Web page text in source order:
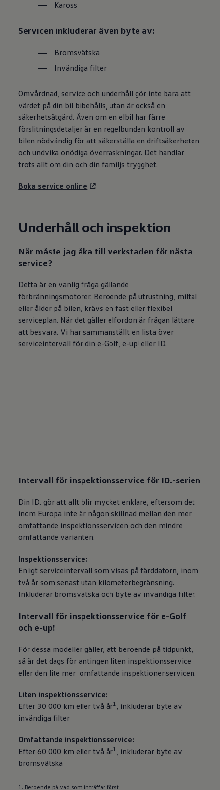
Kaross
Servicen inkluderar även byte av:
Bromsvätska
Invändiga filter
Omvårdnad, service och underhåll gör inte bara att
värdet på din bil bibehålls, utan är också en
säkerhetsåtgärd. Även om en elbil har färre
förslitningsdetaljer är en regelbunden kontroll av
bilen nödvändig för att säkerställa en driftsäkerheten
och undvika onödiga överraskningar. Det handlar
trots allt om din och din familjs trygghet.
Boka service online
Underhåll och inspektion
När måste jag åka till verkstaden för nästa
service?
Detta är en vanlig fråga gällande
förbränningsmotorer. Beroende på utrustning, miltal
eller ålder på bilen, krävs en fast eller flexibel
serviceplan. När det gäller elfordon är frågan lättare
att besvara. Vi har sammanställt en lista över
serviceintervall för din e-Golf, e-up! eller ID.
Intervall för inspektionsservice för ID.-serien
Din ID. gör att allt blir mycket enklare, eftersom det
inom Europa inte är någon skillnad mellan den mer
omfattande inspektionsservicen och den mindre
omfattande varianten.
Inspektionsservice:
Enligt serviceintervall som visas på färddatorn, inom
två år som senast utan kilometerbegränsning.
Inkluderar bromsvätska och byte av invändiga filter.
Intervall för inspektionsservice för e-Golf
och e-up!
För dessa modeller gäller, att beroende på tidpunkt,
så är det dags för antingen liten inspektionsservice
eller den lite mer omfattande inspektionenservicen.
Liten inspektionsservice:
Efter 30 000 km eller två år1
, inkluderar byte av
invändiga filter
Omfattande inspektionsservice:
Efter 60 000 km eller två år1
, inkluderar byte av
bromsvätska
1. Beroende på vad som inträffar först